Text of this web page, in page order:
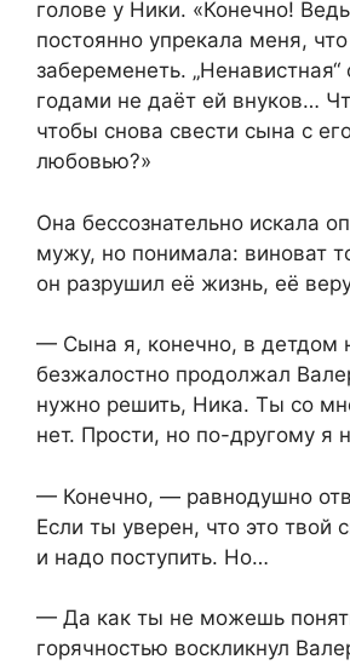
голове у Ники. «Конечно!
постоянно упрекала меня,
забеременеть. „Ненавистная“
годами не даёт ей внуков…
чтобы снова свести сына с
любовью?»
Она бессознательно искала
мужу, но понимала: виноват
он разрушил её жизнь, её
— Сына я, конечно, в детдом
безжалостно продолжал
нужно решить, Ника. Ты со
нет. Прости, но по-другому я
— Конечно, — равнодушно
Если ты уверен, что это твой
и надо поступить. Но…
— Да как ты не можешь
горячностью воскликнул